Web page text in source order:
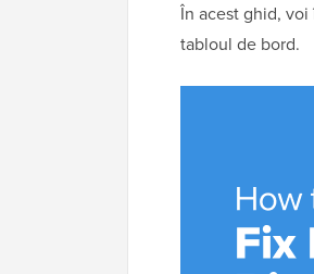
În acest ghid,
tabloul de bord.